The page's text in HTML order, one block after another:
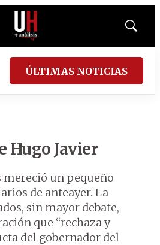
Mostrar
ÚLTIMAS NOTICIAS
Hugo Javier
mereció un pequeño
de anteayer. La
sin mayor debate,
que “rechaza y
del gobernador del